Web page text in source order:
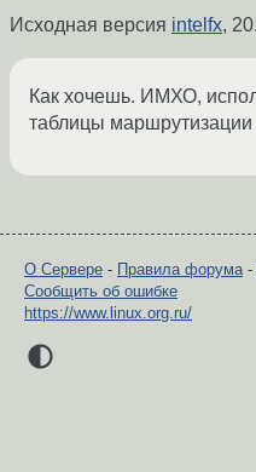
Исходная версия intelfx,
Как хочешь. ИМХО,
таблицы
О Сервере - Правила форума-
Сообщить об ошибке
https://www.linux.org.ru/